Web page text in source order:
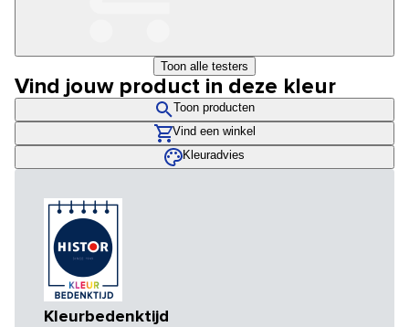
Toon alle testers
Vind jouw product in deze kleur
Toon producten
Vind een winkel
Kleuradvies
Kleurbedenktijd